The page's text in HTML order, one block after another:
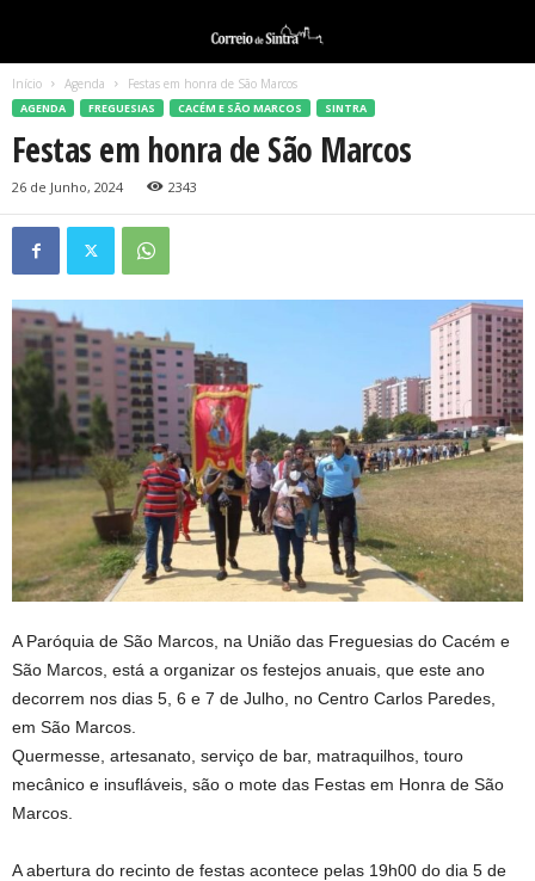
Início Agenda Festas em honra de São Marcos
AGENDA FREGUESIAS CACÉM E SÃO MARCOS SINTRA
Festas em honra de São Marcos
26 de Junho, 2024 2343
A Paróquia de São Marcos, na União das Freguesias do Cacém e
São Marcos, está a organizar os festejos anuais, que este ano
decorrem nos dias 5, 6 e 7 de Julho, no Centro Carlos Paredes,
em São Marcos.
Quermesse, artesanato, serviço de bar, matraquilhos, touro
mecânico e insufláveis, são o mote das Festas em Honra de São
Marcos.
A abertura do recinto de festas acontece pelas 19h00 do dia 5 de